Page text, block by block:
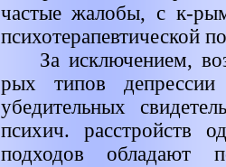
частые жалобы, с к-
психотерапевтической
За исключением,
рых типов
убедительных
психич. расстройств
подходов обладают